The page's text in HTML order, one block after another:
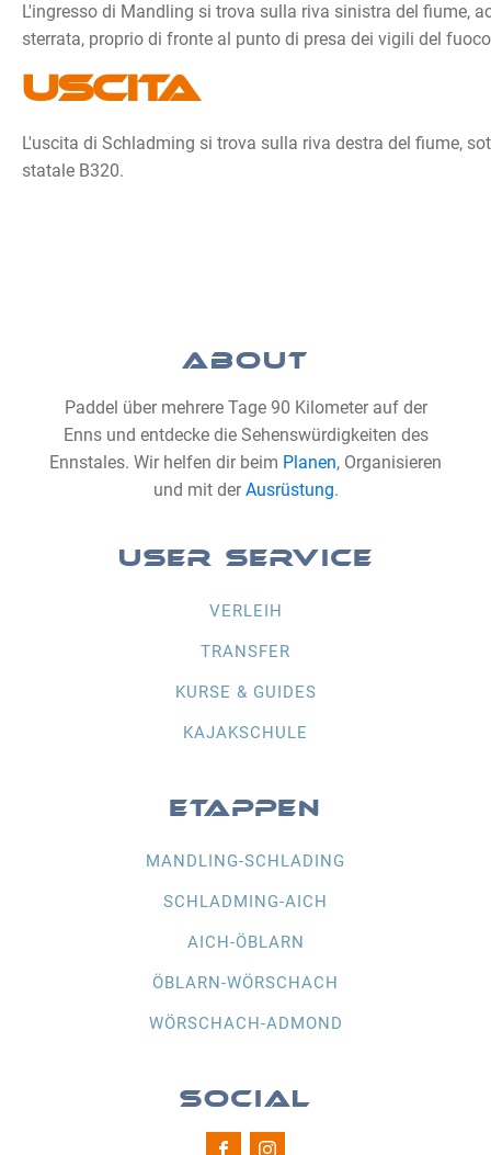
L'ingresso di Mandling si trova sulla riva sinistra del fiume,
sterrata, proprio di fronte al punto di presa dei vigili del
Uscita
L'uscita di Schladming si trova sulla riva destra del fiume,
statale B320.
ABOUT
Paddel über mehrere Tage 90 Kilometer auf der
Enns und entdecke die Sehenswürdigkeiten des
Ennstales. Wir helfen dir beim Planen, Organisieren
und mit derAusrüstung.
USER SERVICE
VERLEIH
TRANSFER
KURSE & GUIDES
KAJAKSCHULE
ETAPPEN
MANDLING-SCHLADING
SCHLADMING-AICH
AICH-ÖBLARN
ÖBLARN-WÖRSCHACH
WÖRSCHACH-ADMOND
SOCIAL